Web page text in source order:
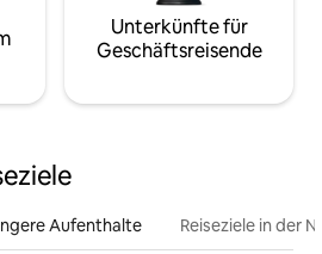
Unterkünfte für
Geschäftsreisende
Aufenthalte Reiseziele in der